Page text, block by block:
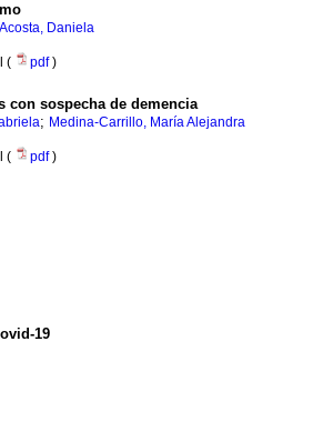
Daniela
( pdf)
con sospecha de demencia
; Medina-Carrillo, María Alejandra
( pdf)
19